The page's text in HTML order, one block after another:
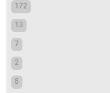
172
13
7
2
8